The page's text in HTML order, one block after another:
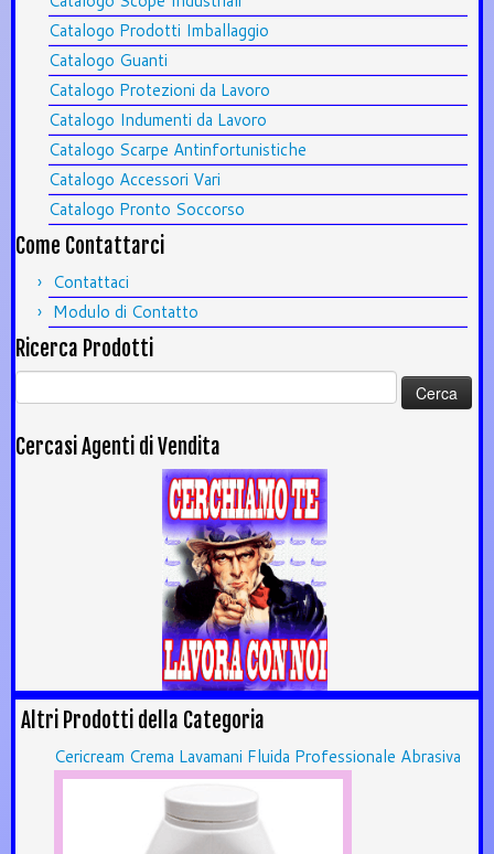
Catalogo Prodotti Imballaggio
Catalogo Guanti
Catalogo Protezioni da Lavoro
Catalogo Indumenti da Lavoro
Catalogo Scarpe Antinfortunistiche
Catalogo Accessori Vari
Catalogo Pronto Soccorso
Come Contattarci
Contattaci
Modulo di Contatto
Ricerca Prodotti
Ricerca
per:
Cercasi Agenti di Vendita
Altri Prodotti della Categoria
Cericream Crema Lavamani Fluida Professionale Abrasiva